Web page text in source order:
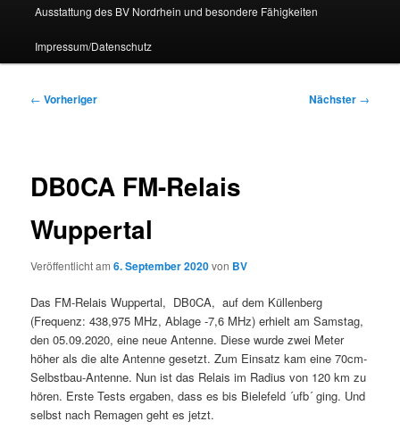
Ausstattung des BV Nordrhein und besondere Fähigkeiten
Impressum/Datenschutz
Beitragsnavigation
← Vorheriger Nächster →
DB0CA FM-Relais
Wuppertal
Veröffentlicht am6. September 2020von BV
Das FM-Relais Wuppertal, DB0CA, auf dem Küllenberg
(Frequenz: 438,975 MHz, Ablage -7,6 MHz) erhielt am Samstag,
den 05.09.2020, eine neue Antenne. Diese wurde zwei Meter
höher als die alte Antenne gesetzt. Zum Einsatz kam eine 70cm-
Selbstbau-Antenne. Nun ist das Relais im Radius von 120 km zu
hören. Erste Tests ergaben, dass es bis Bielefeld ´ufb´ ging. Und
selbst nach Remagen geht es jetzt.